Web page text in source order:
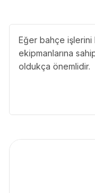
Eğer bahçe işlerini
ekipmanlarına
oldukça önemlidir.